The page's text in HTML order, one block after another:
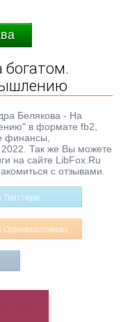
богатом.
Белякова - На
в формате fb2,
финансы,
2022. Так же Вы можете
на сайте LibFox.Ru
с отзывами.
Твиттере
Одноклассниках